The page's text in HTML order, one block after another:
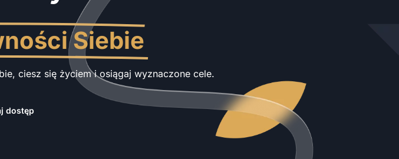
Siebie
ciesz się życiem i osiągaj wyznaczone cele.
dostęp